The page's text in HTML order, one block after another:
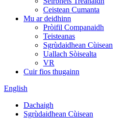
Ceistean Cumanta
Mu ar deidhinn
Pròifil Companaidh
Teisteanas
Sgrùdaidhean Cùisean
Uallach Sòisealta
VR
Cuir fios thugainn
English
Dachaigh
Sgrùdaidhean Cùisean